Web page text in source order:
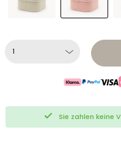
Sie zahlen keine